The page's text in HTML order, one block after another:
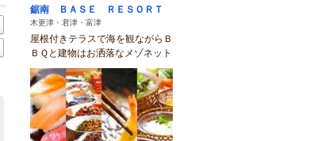
鋸南 ＢＡＳＥ ＲＥＳＯＲＴ
木更津・君津・富津
屋根付きテラスで海を観ながらＢ
ＢＱと建物はお洒落なメゾネット